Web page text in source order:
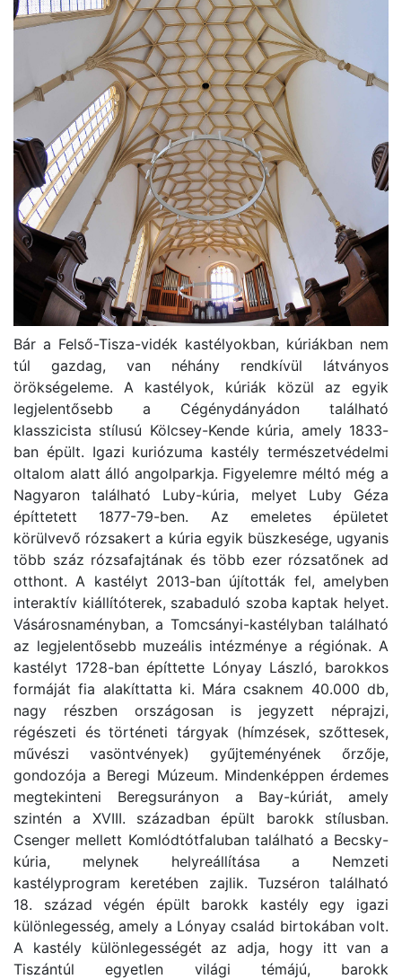
Bár a Felső-Tisza-vidék kastélyokban, kúriákban nem
túl gazdag, van néhány rendkívül látványos
örökségeleme. A kastélyok, kúriák közül az egyik
legjelentősebb a Cégénydányádon található
klasszicista stílusú Kölcsey-Kende kúria, amely 1833-
ban épült. Igazi kuriózuma kastély természetvédelmi
oltalom alatt álló angolparkja. Figyelemre méltó még a
Nagyaron található Luby-kúria, melyet Luby Géza
építtetett 1877-79-ben. Az emeletes épületet
körülvevő rózsakert a kúria egyik büszkesége, ugyanis
több száz rózsafajtának és több ezer rózsatőnek ad
otthont. A kastélyt 2013-ban újították fel, amelyben
interaktív kiállítóterek, szabaduló szoba kaptak helyet.
Vásárosnaményban, a Tomcsányi-kastélyban található
az legjelentősebb muzeális intézménye a régiónak. A
kastélyt 1728-ban építtette Lónyay László, barokkos
formáját fia alakíttatta ki. Mára csaknem 40.000 db,
nagy részben országosan is jegyzett néprajzi,
régészeti és történeti tárgyak (hímzések, szőttesek,
művészi vasöntvények) gyűjteményének őrzője,
gondozója a Beregi Múzeum. Mindenképpen érdemes
megtekinteni Beregsurányon a Bay-kúriát, amely
szintén a XVIII. században épült barokk stílusban.
Csenger mellett Komlódtótfaluban található a Becsky-
kúria, melynek helyreállítása a Nemzeti
kastélyprogram keretében zajlik. Tuzséron található
18. század végén épült barokk kastély egy igazi
különlegesség, amely a Lónyay család birtokában volt.
A kastély különlegességét az adja, hogy itt van a
Tiszántúl egyetlen világi témájú, barokk